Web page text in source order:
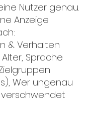
Nutzer genau.
Anzeige
& Verhalten
Sprache
Wer ungenau